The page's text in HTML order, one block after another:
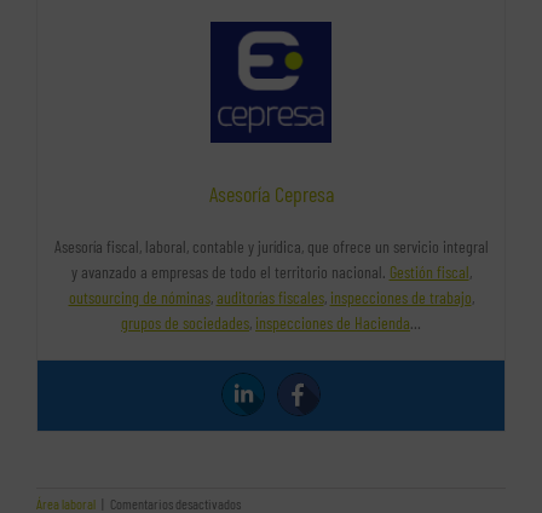
Asesoría Cepresa
Asesoría fiscal, laboral, contable y jurídica, que ofrece un servicio integral
y avanzado a empresas de todo el territorio nacional. Gestión fiscal,
outsourcing de nóminas,auditorías fiscales, inspecciones de trabajo,
grupos de sociedades, inspecciones de Hacienda…
Área laboral | Comentarios desactivadosen